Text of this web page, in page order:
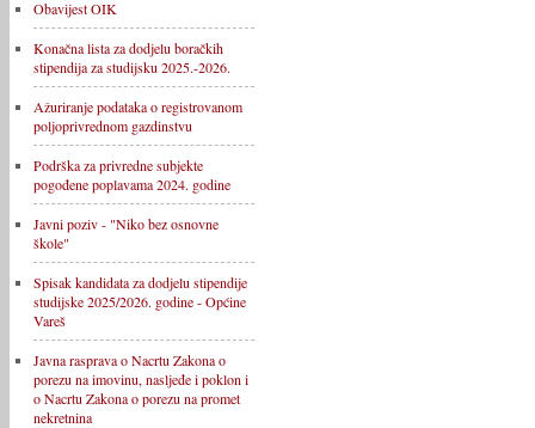
Obavijest OIK
Konačna lista za dodjelu boračkih
stipendija za studijsku 2025.-2026.
Ažuriranje podataka o registrovanom
poljoprivrednom gazdinstvu
Podrška za privredne subjekte
pogođene poplavama 2024. godine
Javni poziv - "Niko bez osnovne
škole"
Spisak kandidata za dodjelu stipendije
studijske 2025/2026. godine - Općine
Vareš
Javna rasprava o Nacrtu Zakona o
porezu na imovinu, nasljeđe i poklon i
o Nacrtu Zakona o porezu na promet
nekretnina